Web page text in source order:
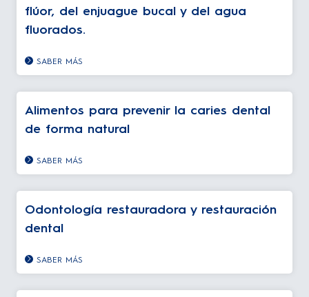
flúor, del enjuague bucal y del agua
fluorados.
SABER MÁS
Alimentos para prevenir la caries dental
de forma natural
SABER MÁS
Odontología restauradora y restauración
dental
SABER MÁS